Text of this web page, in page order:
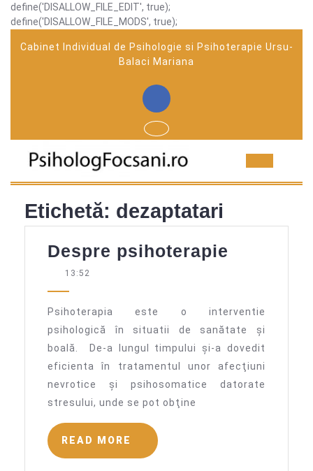
define('DISALLOW_FILE_EDIT', true);
define('DISALLOW_FILE_MODS', true);
Cabinet Individual de Psihologie si Psihoterapie Ursu-
Balaci Mariana
Facebook
Etichetă: dezaptatari
Despre psihoterapie
13:52
Psihoterapia este o interventie
psihologică în situatii de sanătate și
boală. De-a lungul timpului şi-a dovedit
eficienta în tratamentul unor afecţiuni
nevrotice şi psiho­somatice datorate
stresului, unde se pot obţine
READ MORE
READ
MORE